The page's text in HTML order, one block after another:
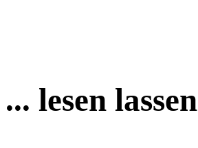
... lesen lassen